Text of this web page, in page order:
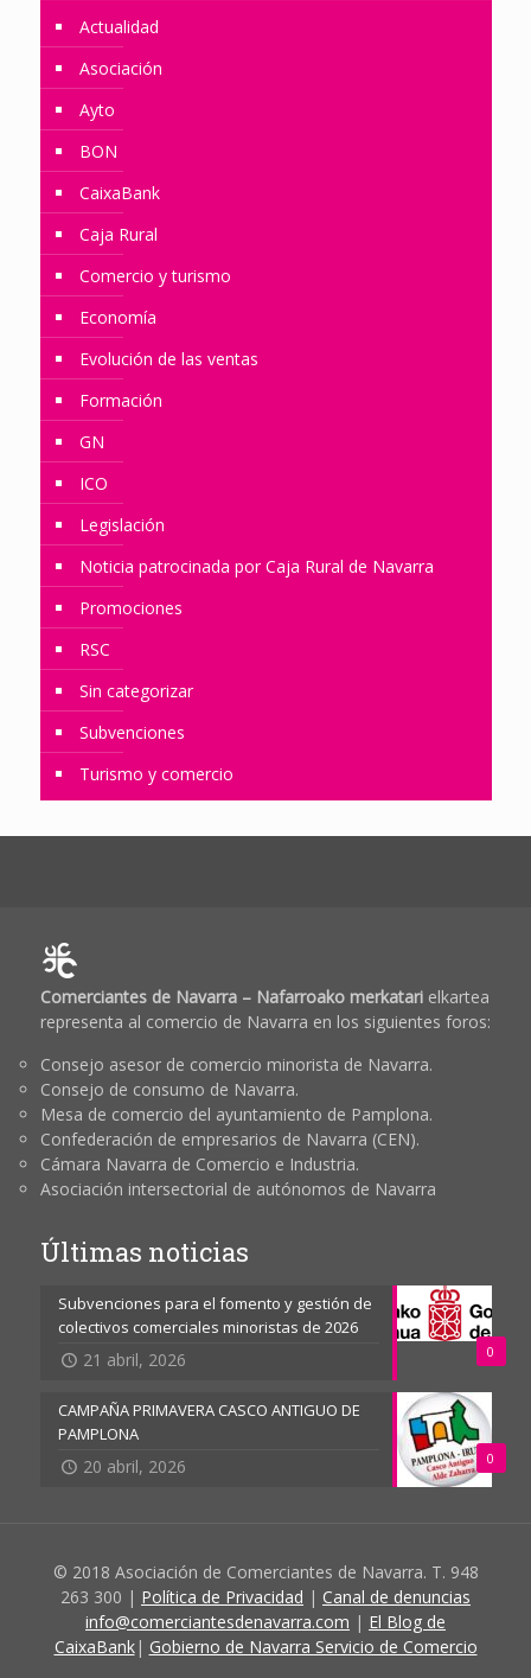
Actualidad
Asociación
Ayto
BON
CaixaBank
Caja Rural
Comercio y turismo
Economía
Evolución de las ventas
Formación
GN
ICO
Legislación
Noticia patrocinada por Caja Rural de Navarra
Promociones
RSC
Sin categorizar
Subvenciones
Turismo y comercio
Comerciantes de Navarra – Nafarroako merkatarielkartea
representa al comercio de Navarra en los siguientes foros:
Consejo asesor de comercio minorista de Navarra.
Consejo de consumo de Navarra.
Mesa de comercio del ayuntamiento de Pamplona.
Confederación de empresarios de Navarra (CEN).
Cámara Navarra de Comercio e Industria.
Asociación intersectorial de autónomos de Navarra
Últimas noticias
0
Subvenciones para el fomento y gestión de
colectivos comerciales minoristas de 2026
21 abril, 2026
0
CAMPAÑA PRIMAVERA CASCO ANTIGUO DE
PAMPLONA
20 abril, 2026
© 2018 Asociación de Comerciantes de Navarra. T. 948
263 300 | Política de Privacidad | Canal de denuncias
info@comerciantesdenavarra.com | El Blog de
CaixaBank| Gobierno de Navarra Servicio de Comercio